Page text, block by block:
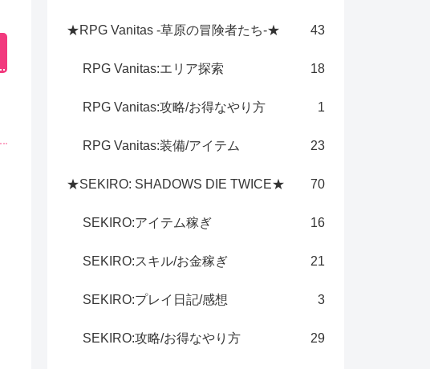
★RPG Vanitas -草原の冒険者たち-★ 43
RPG Vanitas:エリア探索 18
RPG Vanitas:攻略/お得なやり方 1
RPG Vanitas:装備/アイテム 23
★SEKIRO: SHADOWS DIE TWICE★ 70
SEKIRO:アイテム稼ぎ 16
SEKIRO:スキル/お金稼ぎ 21
SEKIRO:プレイ日記/感想 3
SEKIRO:攻略/お得なやり方 29